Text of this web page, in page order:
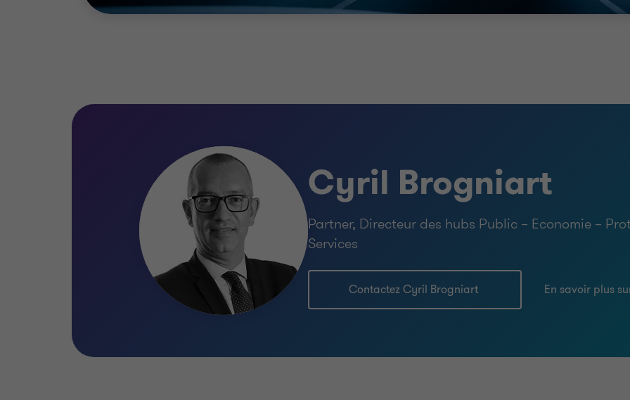
Cyril Brogniart
Partner, Directeur des hubs Public – Economie –
Services
Contactez Cyril Brogniart En savoir plus